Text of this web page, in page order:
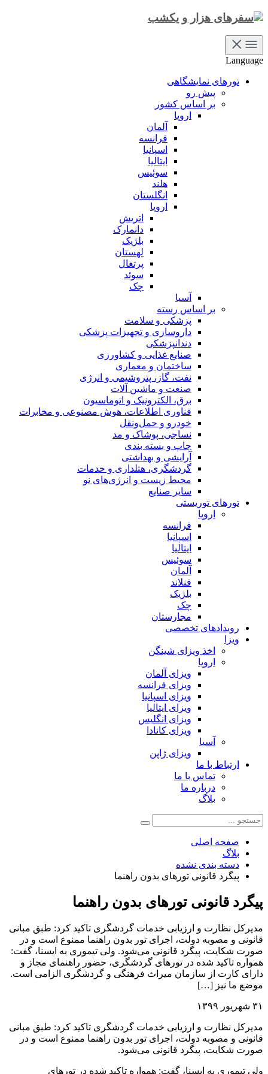
Language
تورهای نمایشگاهی
پیش رو
بر اساس کشور
اروپا
آلمان
فرانسه
اسپانیا
ایتالیا
سوئیس
هلند
انگلستان
اروپا
اتریش
دانمارک
بلژیک
لهستان
پرتغال
سوئد
چک
آسیا
بر اساس رسته
پزشکی و سلامت
داروسازی و تجهیزات پزشکی
دندانپزشکی
صنایع غذایی و کشاورزی
ساختمان و معماری
نفت، گاز، پتروشیمی و انرژی
صنعت و ماشین آلات
برق، الکترونیک و اتوماسیون
فناوری اطلاعات، هوش مصنوعی و مخابرات
خودرو و حمل‌و‌نقل
نساجی، پوشاک و مد
چاپ و بسته بندی
آرایشی و بهداشتی
گردشگری، هتلداری و خدمات
محیط زیست و انرژی‌های نو
سایر صنایع
تورهای توریستی
اروپا
فرانسه
اسپانیا
ایتالیا
سوئیس
آلمان
فنلاند
بلژیک
چک
مجارستان
رویدادهای تخصصی
ویزا
اخذ ویزای شینگن
اروپا
ویزای آلمان
ویزای فرانسه
ویزای اسپانیا
ویزای ایتالیا
ویزای انگلیس
ویزای کانادا
آسیا
ویزای ژاپن
ارتباط با ما
تماس با ما
درباره ما
بلاگ
صفحه اصلی
بلاگ
دسته بندی نشده
پیگرد قانونی تورهای بدون راهنما
پیگرد قانونی تورهای بدون راهنما
مدیرکل نظارت و ارزیابی خدمات گردشگری تاکید کرد: طبق مبانی
قانونی و مصوبه دولت، اجرای تور بدون راهنما ممنوع است و در
صورت شکایت، پیگرد قانونی می‌شود. ولی تیموری به ایسنا، گفت:
همواره تاکید شده در تورهای گردشگری، حضور راهنمای مجاز و
دارای کارت از سازمان میراث فرهنگی و گردشگری الزامی است.
موضع ما نیز […]
۳۱ شهریور ۱۳۹۹
مدیرکل نظارت و ارزیابی خدمات گردشگری تاکید کرد: طبق مبانی
قانونی و مصوبه دولت، اجرای تور بدون راهنما ممنوع است و در
صورت شکایت، پیگرد قانونی می‌شود.
ولی تیموری به ایسنا، گفت: همواره تاکید شده در تورهای